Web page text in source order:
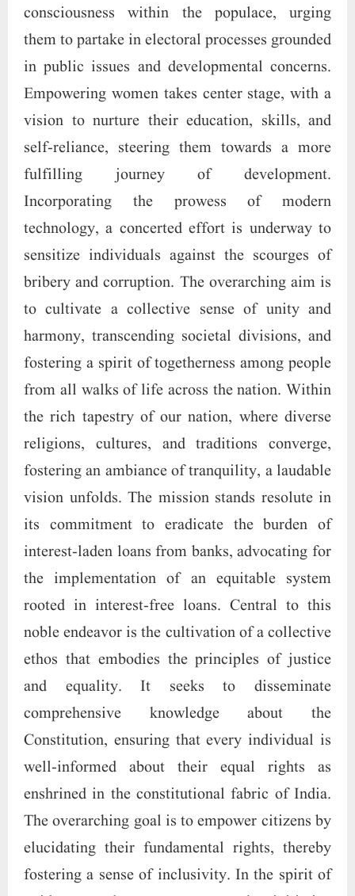
fostering a spirit of togetherness among people
from all walks of life across the nation. Within
the rich tapestry of our nation, where diverse
religions, cultures, and traditions converge,
fostering an ambiance of tranquility, a laudable
vision unfolds. The mission stands resolute in
its commitment to eradicate the burden of
interest-laden loans from banks, advocating for
the implementation of an equitable system
rooted in interest-free loans. Central to this
noble endeavor is the cultivation of a collective
ethos that embodies the principles of justice
and equality. It seeks to disseminate
comprehensive knowledge about the
Constitution, ensuring that every individual is
well-informed about their equal rights as
enshrined in the constitutional fabric of India.
The overarching goal is to empower citizens by
elucidating their fundamental rights, thereby
fostering a sense of inclusivity. In the spirit of
guidance and encouragement, the initiative
aspires to illuminate pathways for individuals
to navigate the intricacies of their rights,
ensuring timely access and active participation
in the developmental trajectory of the nation.
Through such concerted efforts, the vision
endeavors to weave a harmonious tapestry,
embracing the diverse threads that contribute
to the mosaic of our collective identity.
Initiating a transformative initiative, the
mission is dedicated to fostering an atmosphere
conducive to the integration of educated
individuals grappling with unemployment into